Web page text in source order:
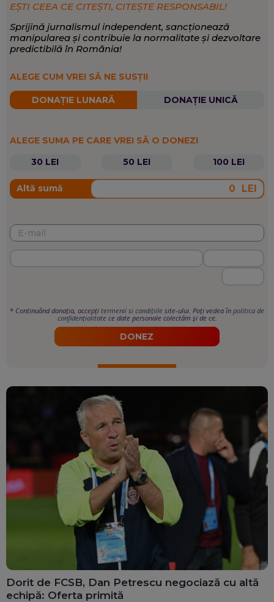
EȘTI CEEA CE CITEȘTI, CITEȘTE RESPONSABIL!
Sprijină jurnalismul independent, sancționează
manipularea și contribuie la normalitate și dezvoltare
predictibilă în România!
ALEGE CUM VREI SĂ NE SUSȚII
DONAȚIE LUNARĂ DONAȚIE UNICĂ
ALEGE SUMA PE CARE VREI SĂ O DONEZI
30 LEI
50 LEI 100 LEI
Altă sumă LEI
* Continuând donația, accepți termenii si condițiile site-ului. Poți vedea în politica de
confidențialitate ce date personale colectăm și de ce.
DONEZ
Dorit de FCSB, Dan Petrescu negociază cu altă
echipă: Oferta primită